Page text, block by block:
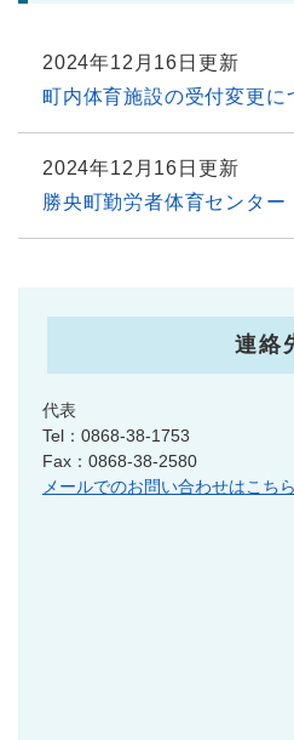
2024年12月16日更新
町内体育施設の受付変更に
2024年12月16日更新
勝央町勤労者体育センター
連絡
代表
Tel：0868-38-1753
Fax：0868-38-2580
メールでのお問い合わせはこちら